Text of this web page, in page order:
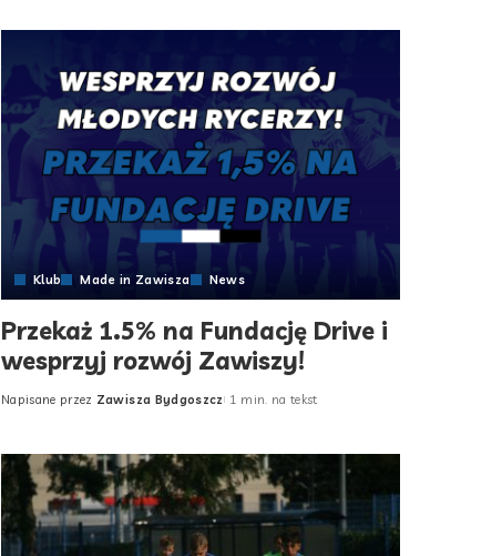
Klub Made in Zawisza News
Przekaż 1.5% na Fundację Drive i
wesprzyj rozwój Zawiszy!
Posted
Napisane przez Zawisza Bydgoszcz 1 min. na tekst